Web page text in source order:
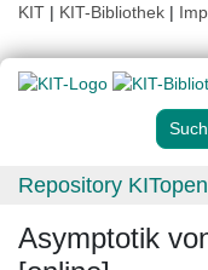
KIT | KIT-Bibliothek |
Repository KITopen
Asymptotik